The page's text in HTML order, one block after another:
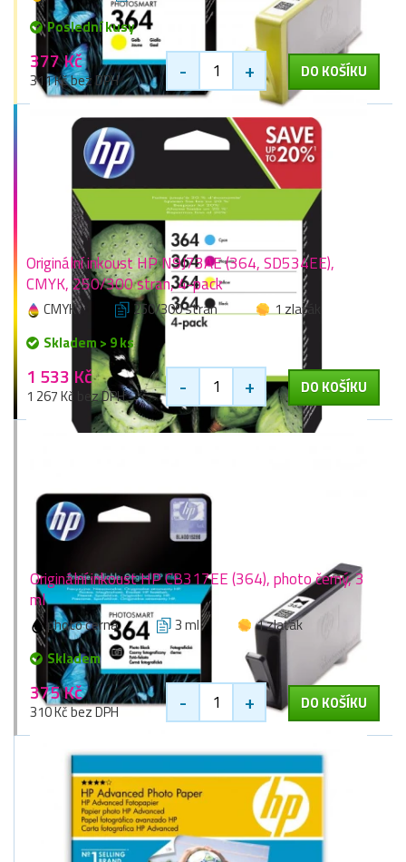
Poslední kusy
377 Kč
311 Kč bez DPH - + DO KOŠÍKU
Originální inkoust HP N9J73AE (364, SD534EE),
CMYK, 250/300 stran, 4-pack
CMYK 250/300 stran
1 zlaťák
Skladem > 9 ks
1 533 Kč
1 267 Kč bez DPH - + DO KOŠÍKU
Originální inkoust HP CB317EE (364), photo černý, 3
ml
photo černá 3 ml
1 zlaťák
Skladem
375 Kč
310 Kč bez DPH - + DO KOŠÍKU